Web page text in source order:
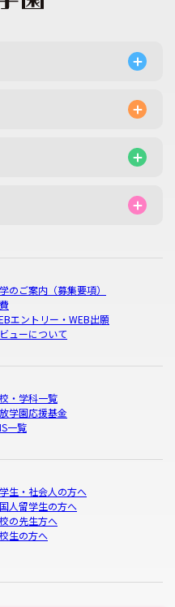
のご案内（募集要項）
エントリー・WEB出願
ューについて
・学科一覧
学園応援基金
一覧
生・社会人の方へ
人留学生の方へ
の先生方へ
生の方へ